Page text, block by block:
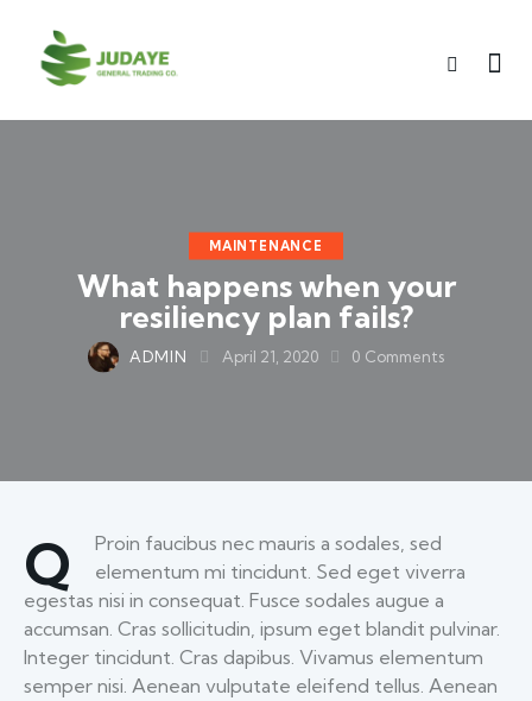
MAINTENANCE
What happens when your
resiliency plan fails?
ADMIN April 21, 2020 0 Comments
Q
Proin faucibus nec mauris a sodales, sed
elementum mi tincidunt. Sed eget viverra
egestas nisi in consequat. Fusce sodales augue a
accumsan. Cras sollicitudin, ipsum eget blandit pulvinar.
Integer tincidunt. Cras dapibus. Vivamus elementum
semper nisi. Aenean vulputate eleifend tellus. Aenean